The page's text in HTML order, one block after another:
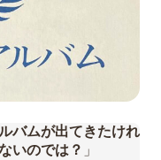
バムが出てきたけれ
いのでは？ 」